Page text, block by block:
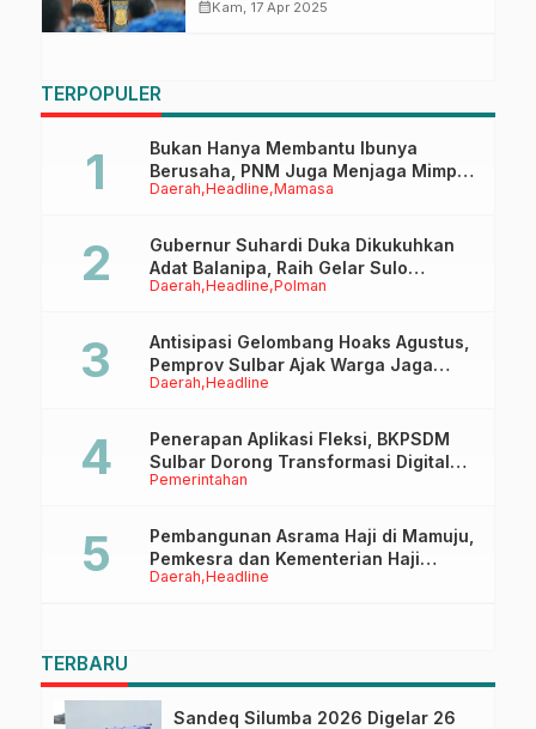
Kabupaten Mamuju di 2026
calendar_monthKam, 17 Apr 2025
TERPOPULER
Daerah Headline Mamasa
Bukan Hanya Membantu Ibunya
Berusaha, PNM Juga Menjaga Mimpi
Anaknya Untuk Menggapai Cita-Cita
Daerah Headline Polman
Gubernur Suhardi Duka Dikukuhkan
Adat Balanipa, Raih Gelar Sulo
Tappidena
Daerah Headline
Antisipasi Gelombang Hoaks Agustus,
Pemprov Sulbar Ajak Warga Jaga
Ruang Digital
Pemerintahan
Penerapan Aplikasi Fleksi, BKPSDM
Sulbar Dorong Transformasi Digital
Sistem Kehadiran ASN
Daerah Headline
Pembangunan Asrama Haji di Mamuju,
Pemkesra dan Kementerian Haji
Sulbar Tinjau Lokasi
TERBARU
Sandeq Silumba 2026 Digelar 26